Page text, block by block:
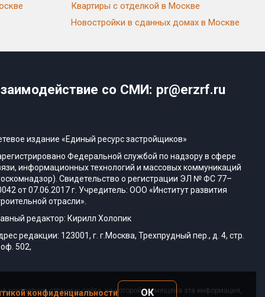
Квартиры с отделкой в Москве
Новостройки в сданных домах в Москве
со СМИ: pr@erzrf.ru
издание «Единый ресурс застройщиков»
Федеральной службой по надзору в сфере
информационных технологий и массовых коммуникаций
Свидетельство о регистрации ЭЛ № ФС 77–
от 07.06.2017 г. Учредитель: ООО «Институт развития
отрасли».
редактор: Кирилл Холопик
редакции: 123001, г. г.Москва, Трехпрудный пер., д. 4, стр.
оф. 502,
страницу сайта, на которой размещена эта информация,
конфиденциальности ОК